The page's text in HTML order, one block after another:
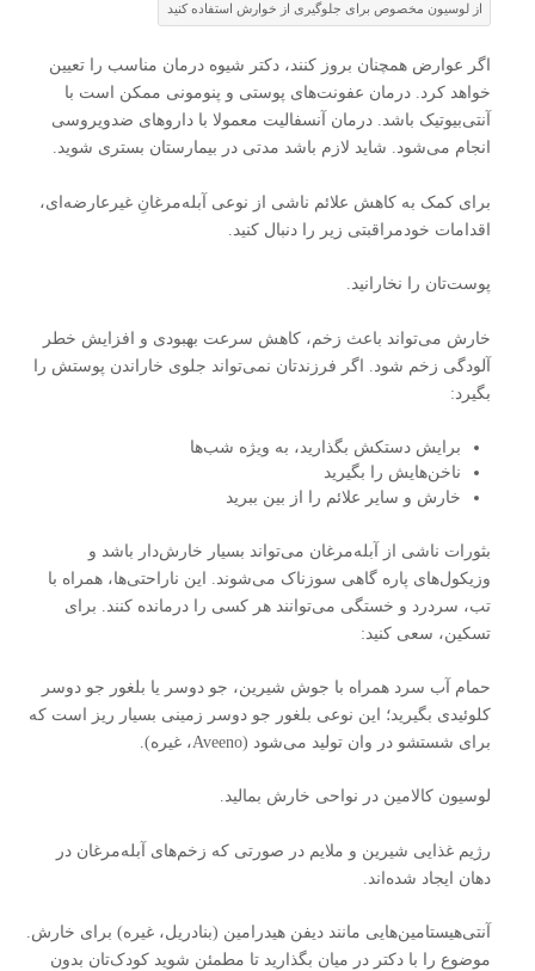
از لوسیون مخصوص برای جلوگیری از خوارش استفاده کنید
اگر عوارض همچنان بروز کنند، دکتر شیوه درمان مناسب را تعیین
خواهد کرد. درمان عفونت‌های پوستی و پنومونی ممکن است با
آنتی‌بیوتیک باشد. درمان آنسفالیت معمولا با داروهای ضدویروسی
انجام می‌شود. شاید لازم باشد مدتی در بیمارستان بستری شوید.
برای کمک به کاهش علائم ناشی از نوعی آبله‌مرغانِ غیرعارضه‌ای،
اقدامات خودمراقبتی زیر را دنبال کنید.
پوست‌تان را نخارانید.
خارش می‌تواند باعث زخم، کاهش سرعت بهبودی و افزایش خطر
آلودگی زخم شود. اگر فرزندتان نمی‌تواند جلوی خاراندن پوستش را
بگیرد:
برایش دستکش بگذارید، به ویژه شب‌ها
ناخن‌هایش را بگیرید
خارش و سایر علائم را از بین ببرید
بثورات ناشی از آبله‌مرغان می‌تواند بسیار خارش‌دار باشد و
وزیکول‌های پاره گاهی سوزناک می‌شوند. این ناراحتی‌‌‌ها، همراه با
تب، سردرد و خستگی می‌توانند هر کسی را درمانده کنند. برای
تسکین، سعی کنید:
حمام آب سرد همراه با جوش شیرین، جو دوسر یا بلغور جو دوسر
کلوئیدی بگیرید؛ این نوعی بلغور جو دوسر زمینی بسیار ریز است که
برای شستشو در وان تولید می‌شود (Aveeno، غیره).
لوسیون کالامین در نواحی خارش بمالید.
رژیم غذایی شیرین و ملایم در صورتی که زخم‌های آبله‌مرغان در
دهان ایجاد شده‌اند.
آنتی‌هیستامین‌هایی مانند دیفن هیدرامین (بنادریل، غیره) برای خارش.
موضوع را با دکتر در میان بگذارید تا مطمئن شوید کودک‌تان بدون